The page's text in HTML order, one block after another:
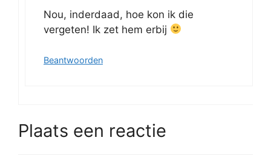
Nou, inderdaad, hoe kon ik die
vergeten! Ik zet hem erbij
Beantwoorden
Plaats een reactie